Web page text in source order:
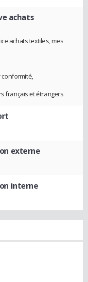
achats
achats textiles, mes
conformité,
français et étrangers.
externe
interne